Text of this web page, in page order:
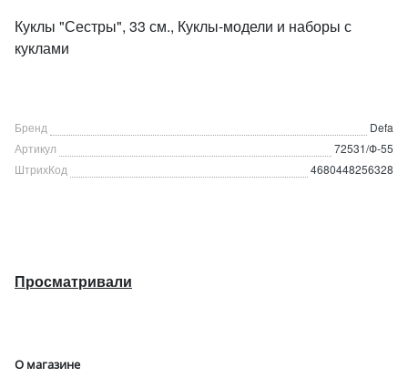
Куклы "Сестры", 33 см., Куклы-модели и наборы с
куклами
Бренд
Defa
Артикул
72531/Ф-55
ШтрихКод
4680448256328
Просматривали
О магазине